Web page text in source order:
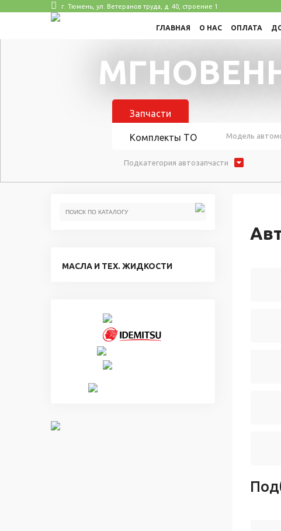
г. Тюмень, ул. Ветеранов труда, д. 40, строение 1
ГЛАВНАЯ О НАС ОПЛАТА
Запчасти
Комплекты ТО Модель
Подкатегория автозапчасти
МАСЛА И ТЕХ. ЖИДКОСТИ